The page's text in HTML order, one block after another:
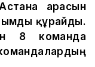
арасын
құрайды.
8 команда